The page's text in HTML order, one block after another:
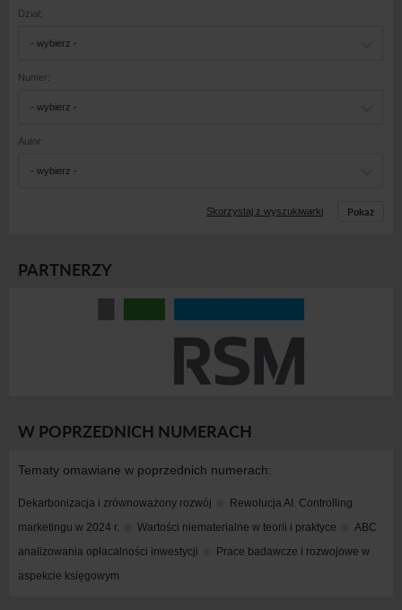
Dział:
- wybierz -
Numer:
- wybierz -
Autor:
- wybierz -
Skorzystaj z wyszukiwarki Pokaż
PARTNERZY
W POPRZEDNICH NUMERACH
Tematy omawiane w poprzednich numerach:
Dekarbonizacja i zrównoważony rozwój
Rewolucja AI. Controlling
marketingu w 2024 r.
Wartości niematerialne w teorii i praktyce
ABC
analizowania opłacalności inwestycji
Prace badawcze i rozwojowe w
aspekcie księgowym